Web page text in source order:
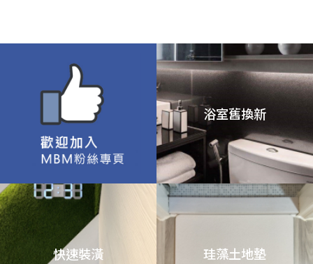
浴室舊換新
快速裝潢 珪藻土地墊